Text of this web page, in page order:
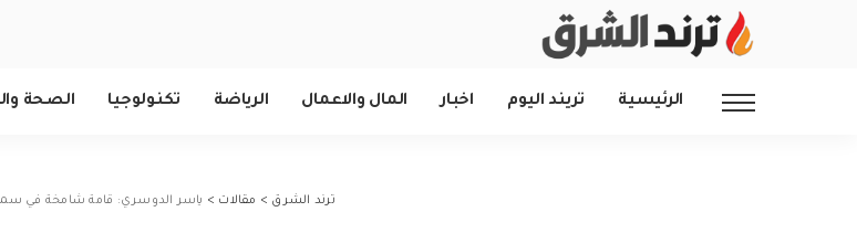
الرئيسية تريند اليوم اخبار المال والاعمال الرياضة تكنولوجيا الصحة
ترند الشرق > مقالات > ياسر الدوسري: قامة شامخة في